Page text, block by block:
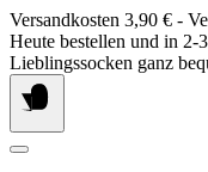
Springe
zum
Inhalt
Versandkosten 3,90 € -
Heute bestellen und in 2-
Lieblingssocken ganz